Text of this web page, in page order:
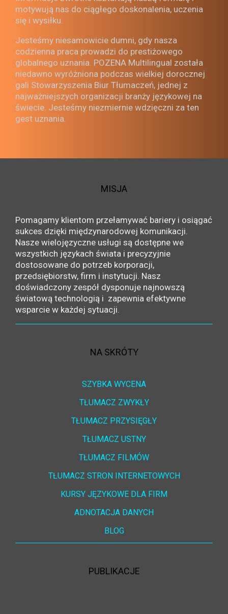
motywują nas do ciągłego doskonalenia, uczenia
się i wysiłku.
Jesteśmy niesamowicie dumni, gdy nasza
codzienna praca prowadzi do prestiżowego
globalnego uznania. POZENA Multilingual została
niedawno wyróżniona podczas wielkiej dorocznej
gali Stowarzyszenia Biur Tłumaczeń, jednej z
najważniejszych organizacji branży językowej na
świecie. Jesteśmy niezmiernie wdzięczni za ten
gest uznania.
MISJA
Pomagamy klientom przełamywać bariery i osiągać
sukces dzięki międzynarodowej komunikacji.
Nasze wielojęzyczne usługi są dostępne we
wszystkich językach świata i precyzyjnie
dostosowane do potrzeb korporacji,
przedsiębiorstw, firm i instytucji. Nasz
doświadczony zespół dysponuje najnowszą
światową technologią i zapewnia efektywne
wsparcie w każdej sytuacji.
NA SKRÓTY
SZYBKA WYCENA
TŁUMACZ ZWYKŁY
TŁUMACZ PRZYSIĘGŁY
TŁUMACZ USTNY
TŁUMACZ FILMÓW
TŁUMACZ STRON INTERNETOWYCH
KURSY JĘZYKOWE DLA FIRM
ADNOTACJA DANYCH
BLOG
PUBLIKACJE